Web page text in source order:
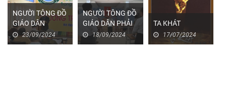
NGƯỜI TÔNG ĐỒ
GIÁO DÂN
TRONG HỘI
THÁNH HIỆP
23/09/2024
NGƯỜI TÔNG ĐỒ
GIÁO DÂN PHẢI
LÀ MUỐI, LÀ
MEN, LÀ ÁNH
18/09/2024
TA KHÁT
17/07/2024